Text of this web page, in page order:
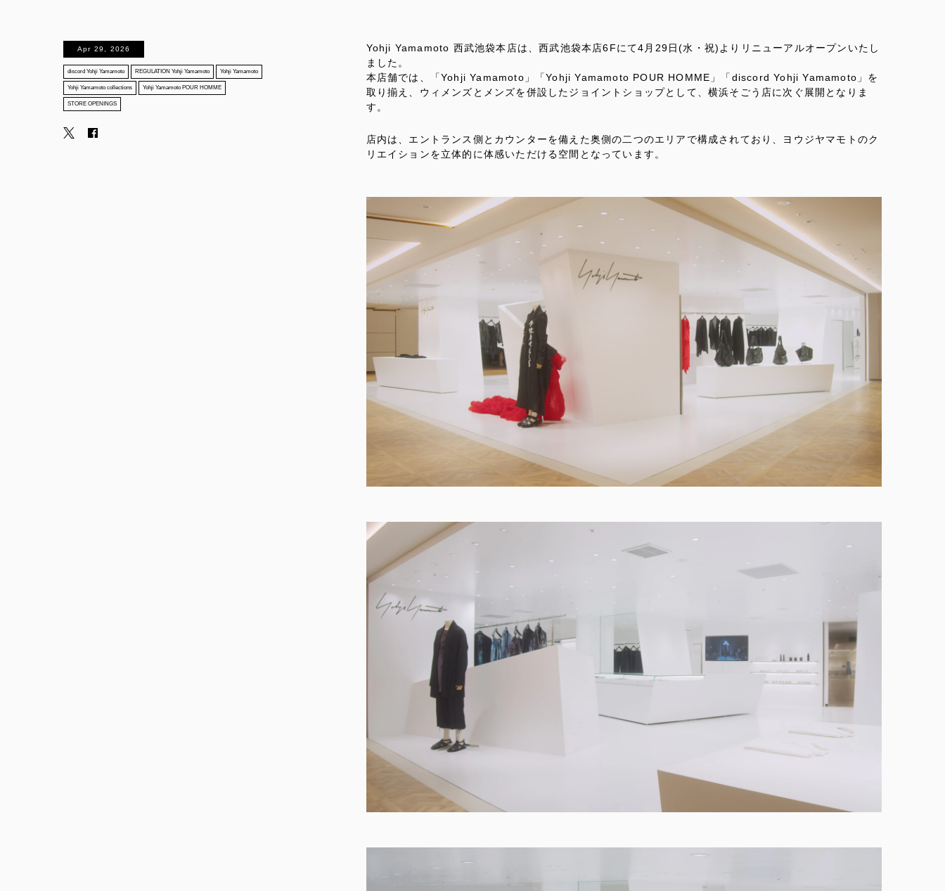
Yohji Yamamoto 西武池袋本店は、西武池袋本店6Fにて4月29日(水・祝)よりリニューアルオープンいたし
ました。
本店舗では、「Yohji Yamamoto」「Yohji Yamamoto POUR HOMME」「discord Yohji Yamamoto」を
取り揃え、ウィメンズとメンズを併設したジョイントショップとして、横浜そごう店に次ぐ展開となりま
す。
店内は、エントランス側とカウンターを備えた奥側の二つのエリアで構成されており、ヨウジヤマモトのク
リエイションを立体的に体感いただける空間となっています。
Apr 29, 2026
discord Yohji Yamamoto REGULATION Yohji Yamamoto Yohji Yamamoto
Yohji Yamamoto collections Yohji Yamamoto POUR HOMME
STORE OPENINGS